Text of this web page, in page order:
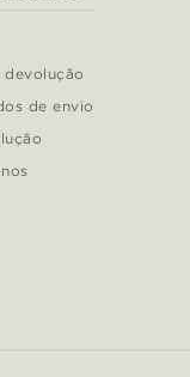
devolução
de envio